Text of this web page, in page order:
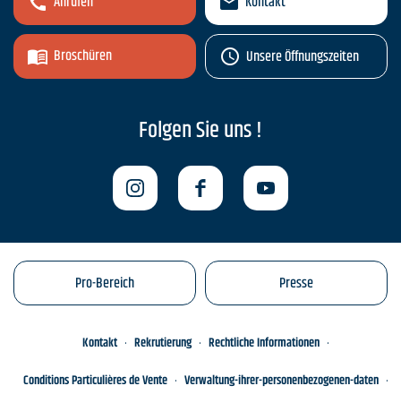
Broschüren Unsere Öffnungszeiten
Folgen Sie uns !
Pro-Bereich Presse
Kontakt Rekrutierung
Rechtliche Informationen
Conditions Particulières de Vente
Verwaltung-ihrer-personenbezogenen-daten